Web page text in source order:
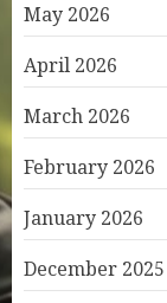
May 2026
April 2026
March 2026
February 2026
January 2026
December 2025